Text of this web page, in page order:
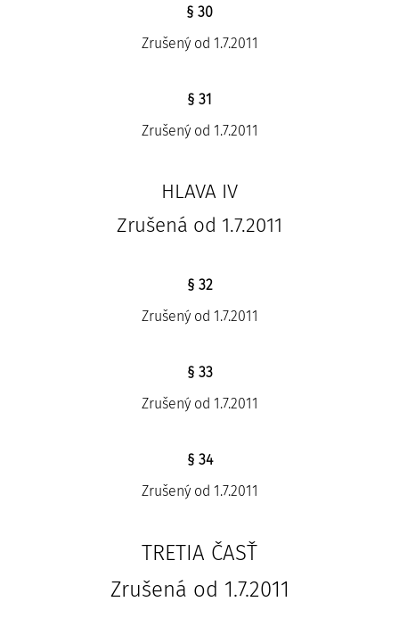
§ 30
Zrušený od 1.7.2011
§ 31
Zrušený od 1.7.2011
HLAVA IV
Zrušená od 1.7.2011
§ 32
Zrušený od 1.7.2011
§ 33
Zrušený od 1.7.2011
§ 34
Zrušený od 1.7.2011
TRETIA ČASŤ
Zrušená od 1.7.2011